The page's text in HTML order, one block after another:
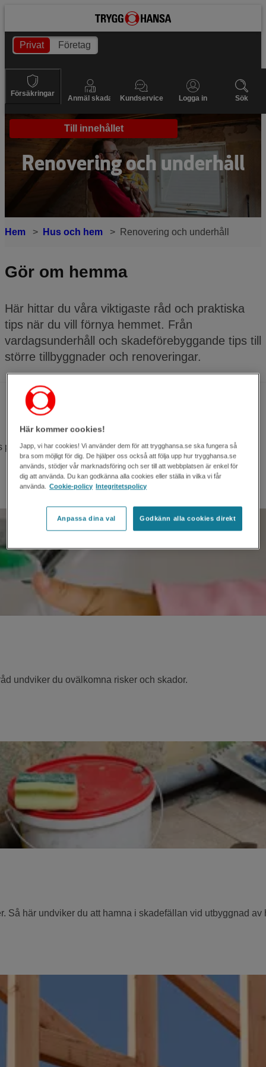
Till innehållet
Privat Företag
Försäkringar
Anmäl skada Kundservice Logga in Sök
Renovering och underhåll
Hem Hus och hem Renovering och underhåll
Gör om hemma
Här hittar du våra viktigaste råd och praktiska
tips när du vill förnya hemmet. Från
vardagsunderhåll och skadeförebyggande tips till
större tillbyggnader och renoveringar.
hur du upptäcker möglet och tar bort det.
undviker du ovälkomna risker och skador.
Så här undviker du att hamna i skadefällan vid utbyggnad av
Här kommer cookies!
Japp, vi har cookies! Vi använder dem för att trygghansa.se ska fungera så
bra som möjligt för dig. De hjälper oss också att följa upp hur trygghansa.se
används, stödjer vår marknadsföring och ser till att webbplatsen är enkel för
dig att använda. Du kan godkänna alla cookies eller ställa in vilka vi får
använda. Cookie-policy Integritetspolicy
Anpassa dina val Godkänn alla cookies direkt